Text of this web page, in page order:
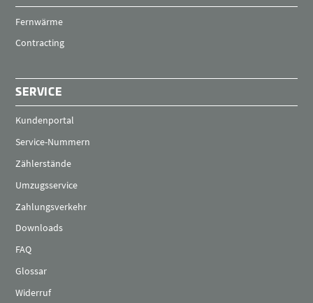
Fernwärme
Contracting
SERVICE
Kundenportal
Service-Nummern
Zählerstände
Umzugsservice
Zahlungsverkehr
Downloads
FAQ
Glossar
Widerruf